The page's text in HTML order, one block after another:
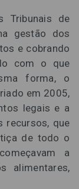
Tribunais de
gestão dos
e cobrando
com o que
forma, o
em 2005,
legais e a
recursos, que
de todo o
a
alimentares,